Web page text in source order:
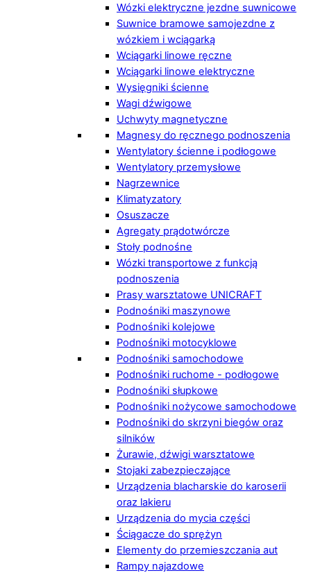
Wózki elektryczne jezdne suwnicowe
Suwnice bramowe samojezdne z
wózkiem i wciągarką
Wciągarki linowe ręczne
Wciągarki linowe elektryczne
Wysięgniki ścienne
Wagi dźwigowe
Uchwyty magnetyczne
Magnesy do ręcznego podnoszenia
Wentylatory ścienne i podłogowe
Wentylatory przemysłowe
Nagrzewnice
Klimatyzatory
Osuszacze
Agregaty prądotwórcze
Stoły podnośne
Wózki transportowe z funkcją
podnoszenia
Prasy warsztatowe UNICRAFT
Podnośniki maszynowe
Podnośniki kolejowe
Podnośniki motocyklowe
Podnośniki samochodowe
Podnośniki ruchome - podłogowe
Podnośniki słupkowe
Podnośniki nożycowe samochodowe
Podnośniki do skrzyni biegów oraz
silników
Żurawie, dźwigi warsztatowe
Stojaki zabezpieczające
Urządzenia blacharskie do karoserii
oraz lakieru
Urządzenia do mycia części
Ściągacze do sprężyn
Elementy do przemieszczania aut
Rampy najazdowe